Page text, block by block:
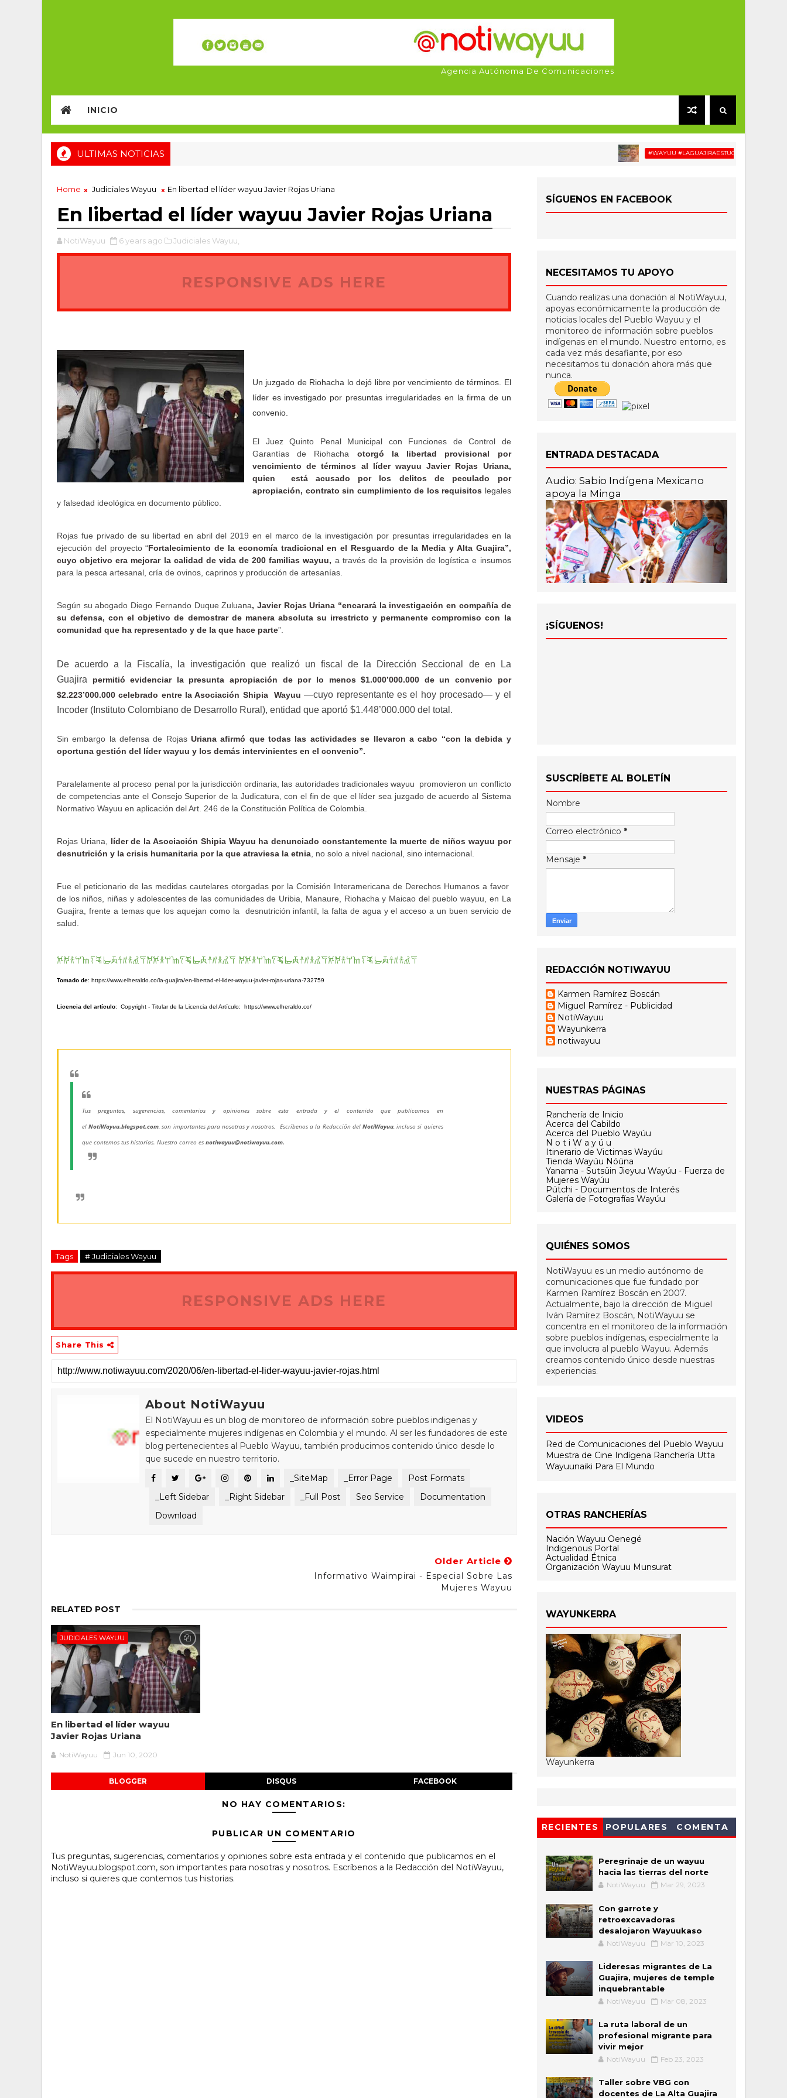
Agencia Autónoma De Comunicaciones
INICIO
ULTIMAS NOTICIAS #WAYUU #LAGUAJIRAESTUCASA #MIGRACIÓN
Home Judiciales Wayuu En libertad el líder wayuu Javier Rojas Uriana
En libertad el líder wayuu Javier Rojas Uriana
NotiWayuu 6 years ago Judiciales Wayuu,
RESPONSIVE ADS HERE
Un juzgado de Riohacha lo dejó libre por vencimiento de términos. El
líder es investigado por presuntas irregularidades en la firma de un
convenio.
El Juez Quinto Penal Municipal con Funciones de Control de
Garantías de Riohacha otorgó la libertad provisional por
vencimiento de términos al líder wayuu Javier Rojas Uriana,
quien está acusado por los delitos de peculado por
apropiación, contrato sin cumplimiento de los requisitos legales
y falsedad ideológica en documento público.
Rojas fue privado de su libertad en abril del 2019 en el marco de la investigación por presuntas irregularidades en la
ejecución del proyecto “Fortalecimiento de la economía tradicional en el Resguardo de la Media y Alta Guajira”,
cuyo objetivo era mejorar la calidad de vida de 200 familias wayuu, a través de la provisión de logística e insumos
para la pesca artesanal, cría de ovinos, caprinos y producción de artesanías.
Según su abogado Diego Fernando Duque Zuluana, Javier Rojas Uriana “encarará la investigación en compañía de
su defensa, con el objetivo de demostrar de manera absoluta su irrestricto y permanente compromiso con la
comunidad que ha representado y de la que hace parte”.
De acuerdo a la Fiscalía, la investigación que realizó un fiscal de la Dirección Seccional de en La
Guajira
permitió evidenciar la presunta apropiación de por lo menos $1.000’000.000 de un convenio por
$2.223’000.000 celebrado entre la Asociación Shipia Wayuu —cuyo representante es el hoy procesado— y el
Incoder (Instituto Colombiano de Desarrollo Rural), entidad que aportó $1.448’000.000 del total.
Sin embargo la defensa de RojasUriana afirmó que todas las actividades se llevaron a cabo “con la debida y
oportuna gestión del líder wayuu y los demás intervinientes en el convenio”.
Paralelamente al proceso penal por la jurisdicción ordinaria, las autoridades tradicionales wayuu promovieron un conflicto
de competencias ante el Consejo Superior de la Judicatura, con el fin de que el líder sea juzgado de acuerdo al Sistema
Normativo Wayuu en aplicación del Art. 246 de la Constitución Política de Colombia.
Rojas Uriana, líder de la Asociación Shipia Wayuu ha denunciado constantemente la muerte de niños wayuu por
desnutrición y la crisis humanitaria por la que atraviesa la etnia , no solo a nivel nacional, sino internacional.
Fue el peticionario de las medidas cautelares otorgadas por la Comisión Interamericana de Derechos Humanos a favor
de los niños, niñas y adolescentes de las comunidades de Uribia, Manaure, Riohacha y Maicao del pueblo wayuu, en La
Guajira, frente a temas que los aquejan como la desnutrición infantil, la falta de agua y el acceso a un buen servicio de
salud.
𐂌𐂌𐀪𐀬𐀎𐀍𐁛𐁜𐁝𐀼𐀺𐀪𐀢𐀥𐂌𐂌𐀪𐀬𐀎𐀍𐁛𐁜𐁝𐀼𐀺𐀪𐀢𐀥 𐂌𐂌𐀪𐀬𐀎𐀍𐁛𐁜𐁝𐀼𐀺𐀪𐀢𐀥𐂌𐂌𐀪𐀬𐀎𐀍𐁛𐁜𐁝𐀼𐀺𐀪𐀢𐀥
Tomado de: https://www.elheraldo.co/la-guajira/en-libertad-el-lider-wayuu-javier-rojas-uriana-732759
Licencia del artículo: Copyright - Titular de la Licencia del Artículo: https://www.elheraldo.co/
Tus preguntas, sugerencias, comentarios y opiniones sobre esta entrada y el contenido que publicamos en
elNotiWayuu.blogspot.com, son importantes para nosotras y nosotros. Escríbenos a la Redacción del NotiWayuu, incluso si quieres
que contemos tus historias. Nuestro correo es notiwayuu@notiwayuu.com.
Tags # Judiciales Wayuu
RESPONSIVE ADS HERE
Share This
About NotiWayuu
El NotiWayuu es un blog de monitoreo de información sobre pueblos indigenas y
especialmente mujeres indígenas en Colombia y el mundo. Al ser les fundadores de este
blog pertenecientes al Pueblo Wayuu, también producimos contenido único desde lo
que sucede en nuestro territorio.
_SiteMap
_Error Page
Post Formats
_Left Sidebar
_Right Sidebar _Full Post Seo Service
Documentation
Download
Older Article
Informativo Waimpirai - Especial Sobre Las
Mujeres Wayuu
RELATED POST
JUDICIALES WAYUU
En libertad el líder wayuu
Javier Rojas Uriana
NotiWayuu Jun 10, 2020
BLOGGER DISQUS FACEBOOK
NO HAY COMENTARIOS:
PUBLICAR UN COMENTARIO
Tus preguntas, sugerencias, comentarios y opiniones sobre esta entrada y el contenido que publicamos en el
NotiWayuu.blogspot.com, son importantes para nosotras y nosotros. Escríbenos a la Redacción del NotiWayuu,
incluso si quieres que contemos tus historias.
SÍGUENOS EN FACEBOOK
NECESITAMOS TU APOYO
Cuando realizas una donación al NotiWayuu,
apoyas económicamente la producción de
noticias locales del Pueblo Wayuu y el
monitoreo de información sobre pueblos
indígenas en el mundo. Nuestro entorno, es
cada vez más desafiante, por eso
necesitamos tu donación ahora más que
nunca.
ENTRADA DESTACADA
Audio: Sabio Indígena Mexicano
apoya la Minga
¡SÍGUENOS!
SUSCRÍBETE AL BOLETÍN
Nombre
Correo electrónico *
Mensaje *
REDACCIÓN NOTIWAYUU
Karmen Ramírez Boscán
Miguel Ramírez - Publicidad
NotiWayuu
Wayunkerra
notiwayuu
NUESTRAS PÁGINAS
Ranchería de Inicio
Acerca del Cabildo
Acerca del Pueblo Wayúu
N o t i W a y ú u
Itinerario de Victimas Wayúu
Tienda Wayúu Nóüna
Yanama - Sutsüin Jieyuu Wayúu - Fuerza de
Mujeres Wayúu
Pütchi - Documentos de Interés
Galería de Fotografías Wayúu
QUIÉNES SOMOS
NotiWayuu es un medio autónomo de
comunicaciones que fue fundado por
Karmen Ramírez Boscán en 2007.
Actualmente, bajo la dirección de Miguel
Iván Ramírez Boscán, NotiWayuu se
concentra en el monitoreo de la información
sobre pueblos indígenas, especialmente la
que involucra al pueblo Wayuu. Además
creamos contenido único desde nuestras
experiencias.
VIDEOS
Red de Comunicaciones del Pueblo Wayuu
Muestra de Cine Indígena Ranchería Utta
Wayuunaiki Para El Mundo
OTRAS RANCHERÍAS
Nación Wayuu Oenegé
Indigenous Portal
Actualidad Étnica
Organización Wayuu Munsurat
WAYUNKERRA
Wayunkerra
RECIENTES POPULARES COMENTA
Peregrinaje de un wayuu
hacia las tierras del norte
NotiWayuu Mar 29, 2023
Con garrote y
retroexcavadoras
desalojaron Wayuukaso
NotiWayuu Mar 10, 2023
Lideresas migrantes de La
Guajira, mujeres de temple
inquebrantable
NotiWayuu Mar 08, 2023
La ruta laboral de un
profesional migrante para
vivir mejor
NotiWayuu Feb 23, 2023
Taller sobre VBG con
docentes de La Alta Guajira